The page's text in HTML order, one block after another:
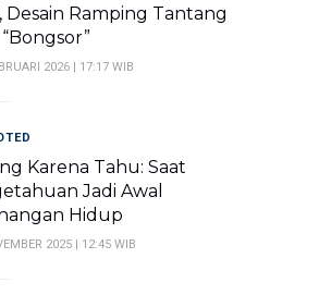
Desain Ramping Tantang
2026 | 17:17 WIB
Karena Tahu: Saat
Jadi Awal
Hidup
2025 | 12:45 WIB